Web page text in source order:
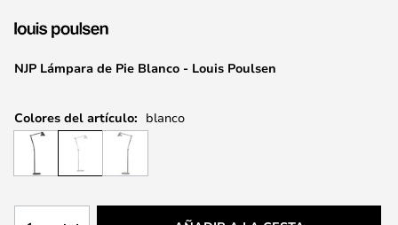
galería
imágenes
NJP Lámpara de Pie Blanco - Louis Poulsen
Colores del artículo: blanco